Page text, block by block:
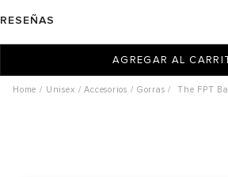
RESEÑAS
AGREGAR AL
Unisex Accesorios Gorras The FPT